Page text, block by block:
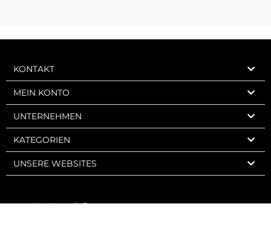
KONTAKT
MEIN KONTO
UNTERNEHMEN
KATEGORIEN
UNSERE WEBSITES